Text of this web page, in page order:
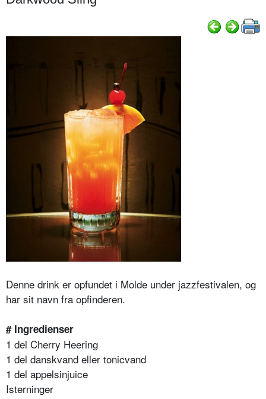
Denne drink er opfundet i Molde under jazzfestivalen, og
har sit navn fra opfinderen.
# Ingredienser
1 del Cherry Heering
1 del danskvand eller tonicvand
1 del appelsinjuice
Isterninger